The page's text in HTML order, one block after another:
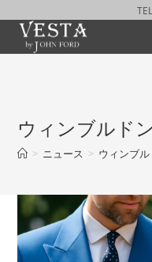
ウィンブルド
> ニュース > ウィンブ